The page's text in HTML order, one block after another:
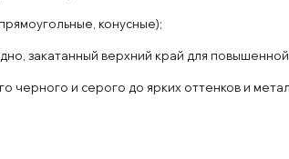
, прямоугольные , конусные);
, закатанный верхний край для повышенной
черного и серого до ярких оттенков и